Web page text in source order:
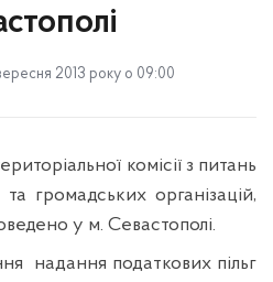
2013 року о 09:00
комісії з питань
та громадських організацій,
у м. Севастополі.
надання податкових пільг